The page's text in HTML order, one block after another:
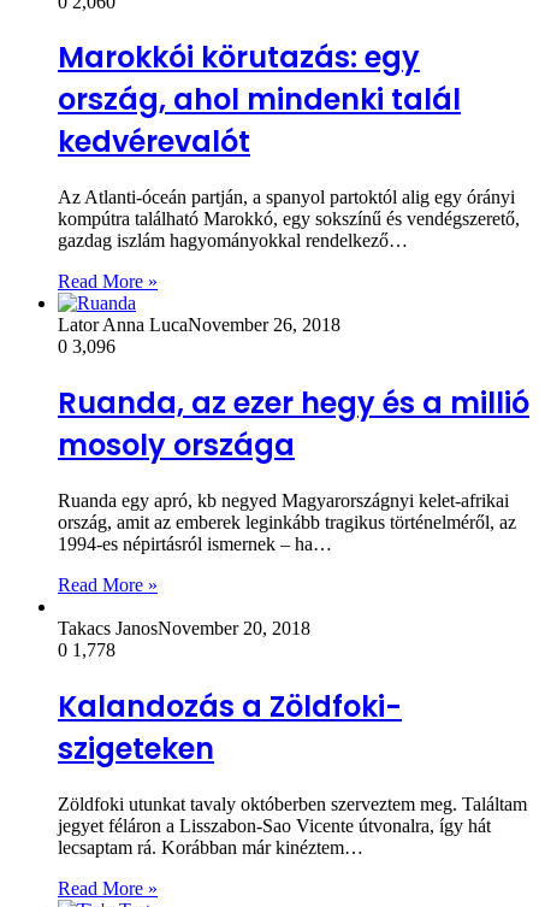
Marokkói körutazás: egy
ország, ahol mindenki talál
kedvérevalót
Az Atlanti-óceán partján, a spanyol partoktól alig egy órányi
kompútra található Marokkó, egy sokszínű és vendégszerető,
gazdag iszlám hagyományokkal rendelkező…
Read More »
Lator Anna LucaNovember 26, 2018
0 3,096
Ruanda, az ezer hegy és a millió
mosoly országa
Ruanda egy apró, kb negyed Magyarországnyi kelet-afrikai
ország, amit az emberek leginkább tragikus történelméről, az
1994-es népirtásról ismernek – ha…
Read More »
Takacs JanosNovember 20, 2018
0 1,778
Kalandozás a Zöldfoki-
szigeteken
Zöldfoki utunkat tavaly októberben szerveztem meg. Találtam
jegyet féláron a Lisszabon-Sao Vicente útvonalra, így hát
lecsaptam rá. Korábban már kinéztem…
Read More »